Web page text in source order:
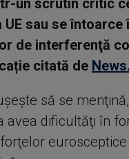
un scrutin critic
sau se
de interferenţă
citată de
să se
avea dificultăţi în